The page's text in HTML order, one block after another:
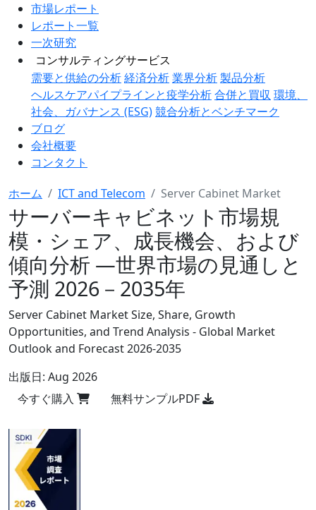
市場レポート
レポート一覧
一次研究
コンサルティングサービス
需要と供給の分析経済分析業界分析製品分析
ヘルスケアパイプラインと疫学分析合併と買収 環境、
社会、ガバナンス (ESG)競合分析とベンチマーク
ブログ
会社概要
コンタクト
ホーム ICT and Telecom Server Cabinet Market
サーバーキャビネット市場規
模・シェア、成長機会、および
傾向分析 ―世界市場の見通しと
予測 2026－2035年
Server Cabinet Market Size, Share, Growth
Opportunities, and Trend Analysis - Global Market
Outlook and Forecast 2026-2035
出版日: Aug 2026
今すぐ購入
無料サンプルPDF